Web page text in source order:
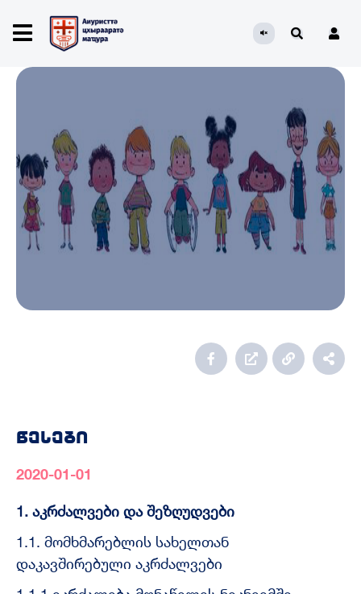
წესები
2020-01-01
1. აკრძალვები და შეზღუდვები
1.1. მომხმარებლის სახელთან
დაკავშირებული აკრძალვები